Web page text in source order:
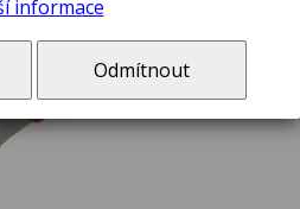
informace
Odmítnout